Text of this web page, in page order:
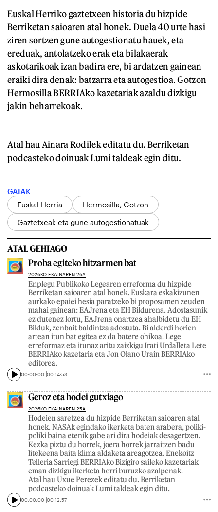
Euskal Herriko gaztetxeen historia du hizpide
Berriketan saioaren atal honek. Duela 40 urte hasi
ziren sortzen gune autogestionatu hauek, eta
ereduak, antolatzeko erak eta bilakaerak
askotarikoak izan badira ere, bi ardatzen gainean
eraiki dira denak: batzarra eta autogestioa. Gotzon
Hermosilla BERRIAko kazetariak azaldu dizkigu
jakin beharrekoak.
Atal hau Ainara Rodilek editatu du. Berriketan
podcasteko doinuak Lumi taldeak egin ditu.
GAIAK
Euskal Herria
Hermosilla, Gotzon
Gaztetxeak eta gune autogestionatuak
ATAL GEHIAGO
Proba egiteko hitzarmen bat
2026KO EKAINAREN 26A
Enplegu Publikoko Legearen erreforma du hizpide
Berriketan saioaren atal honek. Euskara eskakizunen
aurkako epaiei hesia paratzeko bi proposamen zeuden
mahai gainean: EAJrena eta EH Bildurena. Adostasunik
ez dutenez lortu, EAJrena onartzea ahalbidetu du EH
Bilduk, zenbait baldintza adostuta. Bi alderdi horien
artean itun bat egitea ez da batere ohikoa. Lege
erreformaz eta itunaz aritu zaizkigu Irati Urdalleta Lete
BERRIAko kazetaria eta Jon Olano Urain BERRIAko
editorea.
00:00:00 00:14:53
Geroz eta hodei gutxiago
2026KO EKAINAREN 25A
Hodeien saretzea du hizpide Berriketan saioaren atal
honek. NASAk egindako ikerketa baten arabera, poliki-
poliki baina etenik gabe ari dira hodeiak desagertzen.
Kezka piztu du horrek, joera horrek jarraitzen badu
litekeena baita klima aldaketa areagotzea. Enekoitz
Telleria Sarriegi BERRIAko Bizigiro saileko kazetariak
eman dizkigu ikerketa horri buruzko azalpenak.
Atal hau Uxue Perezek editatu du. Berriketan
podcasteko doinuak Lumi taldeak egin ditu.
00:00:00 00:12:57